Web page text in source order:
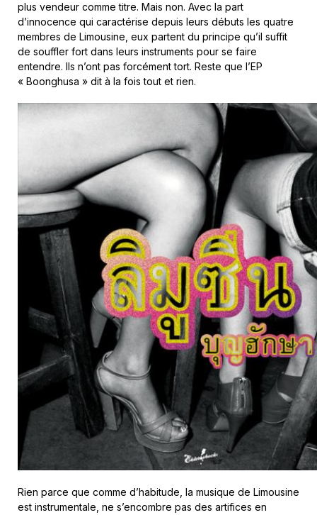
plus vendeur comme titre. Mais non. Avec la part
d’innocence qui caractérise depuis leurs débuts les quatre
membres de Limousine, eux partent du principe qu’il suffit
de souffler fort dans leurs instruments pour se faire
entendre. Ils n’ont pas forcément tort. Reste que l’EP
« Boonghusa » dit à la fois tout et rien.
Rien parce que comme d’habitude, la musique de Limousine
est instrumentale, ne s’encombre pas des artifices en